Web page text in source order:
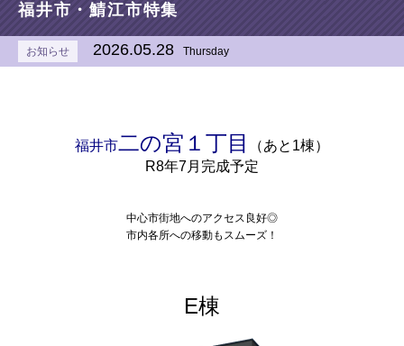
福井市・鯖江市特集
お知らせ 2026.05.28 Thursday
福井市二の宮１丁目
（あと1棟）
R8年7月完成予定
中心市街地へのアクセス良好◎
市内各所への移動もスムーズ！
E棟